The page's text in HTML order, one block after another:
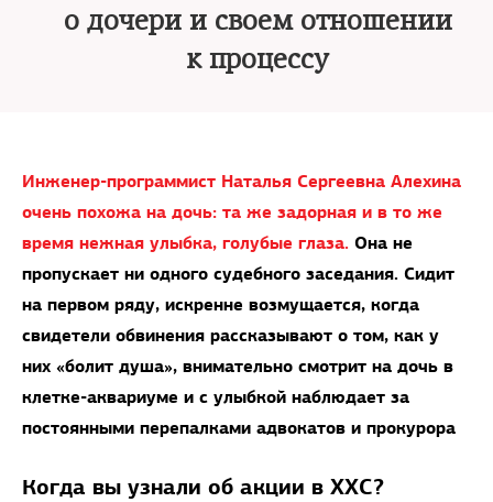
о дочери и своем отношении
к процессу
Инженер-программист Наталья Сергеевна Алехина
очень похожа на дочь: та же задорная и в то же
время нежная улыбка, голубые глаза. Она не
пропускает ни одного судебного заседания. Сидит
на первом ряду, искренне возмущается, когда
свидетели обвинения рассказывают о том, как у
них «болит душа», внимательно смотрит на дочь в
клетке-аквариуме и с улыбкой наблюдает за
постоянными перепалками адвокатов и прокурора
Когда вы узнали об акции в ХХС?